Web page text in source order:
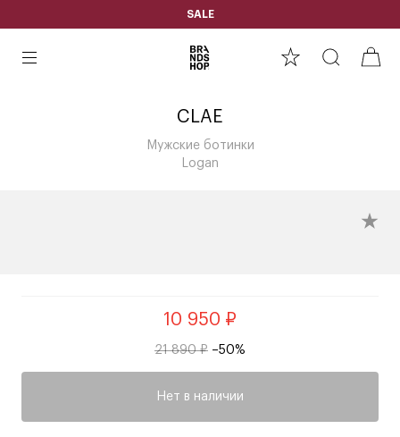
SALE
CLAE
Мужские ботинки
Logan
10 950 ₽
21 890 ₽ –50%
Нет в наличии